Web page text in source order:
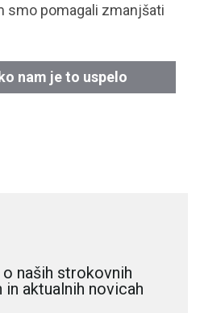
smo pomagali zmanjšati
nam je to uspelo
naših strokovnih
aktualnih novicah